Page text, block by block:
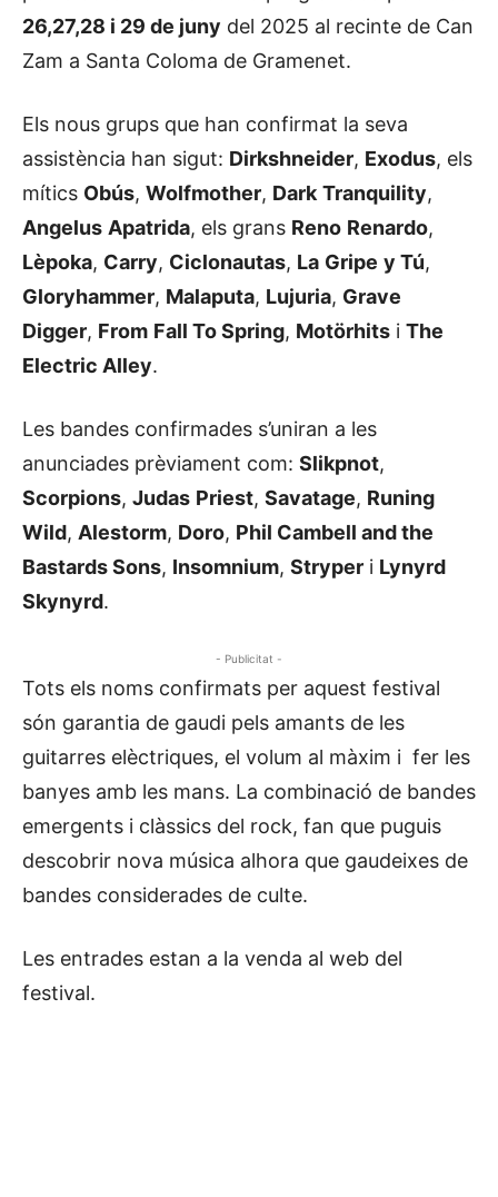
26,27,28 i 29 de juny del 2025 al recinte de Can
Zam a Santa Coloma de Gramenet.
Els nous grups que han confirmat la seva
assistència han sigut: Dirkshneider, Exodus, els
mítics Obús, Wolfmother, Dark Tranquility,
Angelus Apatrida, els grans Reno Renardo,
Lèpoka, Carry, Ciclonautas, La Gripe y Tú,
Gloryhammer, Malaputa, Lujuria, Grave
Digger, From Fall To Spring, Motörhits i The
Electric Alley.
Les bandes confirmades s’uniran a les
anunciades prèviament com: Slikpnot,
Scorpions, Judas Priest, Savatage, Runing
Wild, Alestorm, Doro, Phil Cambell and the
Bastards Sons, Insomnium, Stryper i Lynyrd
Skynyrd.
- Publicitat -
Tots els noms confirmats per aquest festival
són garantia de gaudi pels amants de les
guitarres elèctriques, el volum al màxim i fer les
banyes amb les mans. La combinació de bandes
emergents i clàssics del rock, fan que puguis
descobrir nova música alhora que gaudeixes de
bandes considerades de culte.
Les entrades estan a la venda al web del
festival.